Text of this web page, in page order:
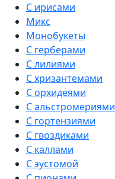
С ирисами
Микс
Монобукеты
С герберами
С лилиями
С хризантемами
С орхидеями
С альстромериями
С гортензиями
С гвоздиками
С каллами
С эустомой